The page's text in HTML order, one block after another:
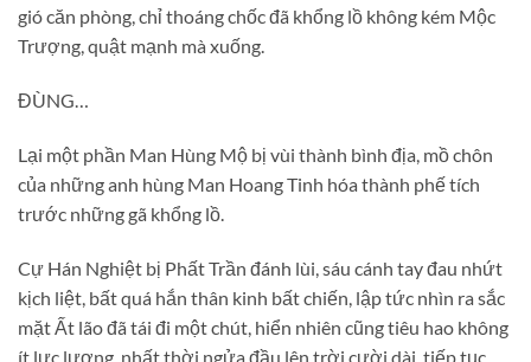
gió căn phòng, chỉ thoáng chốc đã khổng lồ không kém Mộc
Trượng, quật mạnh mà xuống.
ĐÙNG…
Lại một phần Man Hùng Mộ bị vùi thành bình địa, mồ chôn
của những anh hùng Man Hoang Tinh hóa thành phế tích
trước những gã khổng lồ.
Cự Hán Nghiệt bị Phất Trần đánh lùi, sáu cánh tay đau nhứt
kịch liệt, bất quá hắn thân kinh bất chiến, lập tức nhìn ra sắc
mặt Ất lão đã tái đi một chút, hiển nhiên cũng tiêu hao không
ít lực lượng, nhất thời ngửa đầu lên trời cười dài, tiếp tục